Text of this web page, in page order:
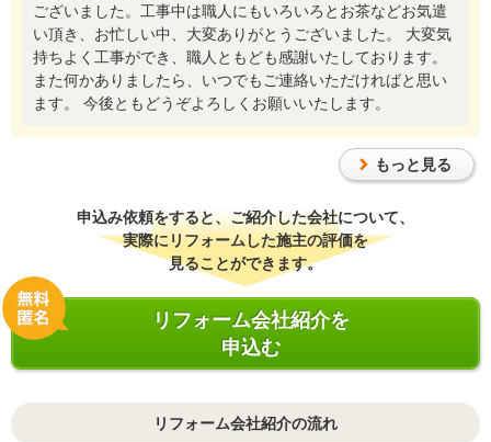
ございました。工事中は職人にもいろいろとお茶などお気遣
い頂き、お忙しい中、大変ありがとうございました。 大変気
持ちよく工事ができ、職人ともども感謝いたしております。
また何かありましたら、いつでもご連絡いただければと思い
ます。 今後ともどうぞよろしくお願いいたします。
もっと見る
申込み依頼をすると、ご紹介した会社について、
実際にリフォームした施主の評価を
見ることができます。
リフォーム会社紹介を
申込む
リフォーム会社紹介の流れ